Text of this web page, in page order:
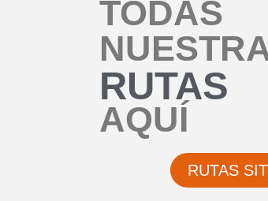
TODAS
RUTAS
AQUÍ
RUTAS